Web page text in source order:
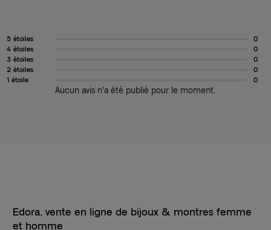
5 étoiles
0
4 étoiles
0
3 étoiles
0
2 étoiles
0
1 étoile
0
Aucun avis n'a été publié pour le moment.
Edora, vente en ligne de bijoux & montres femme
et homme